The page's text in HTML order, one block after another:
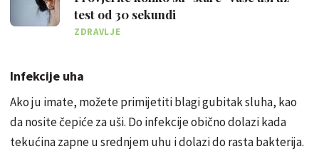
test od 30 sekundi
ZDRAVLJE
Infekcije uha
Ako ju imate, možete primijetiti blagi gubitak sluha, kao
da nosite čepiće za uši. Do infekcije obično dolazi kada
tekućina zapne u srednjem uhu i dolazi do rasta bakterija.